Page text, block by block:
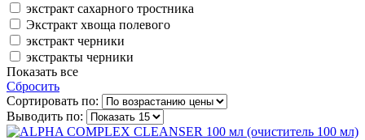
экстракт сахарного тростника
Экстракт хвоща полевого
экстракт черники
экстракты черники
Показать все
Сбросить
Сортировать по:
Выводить по: